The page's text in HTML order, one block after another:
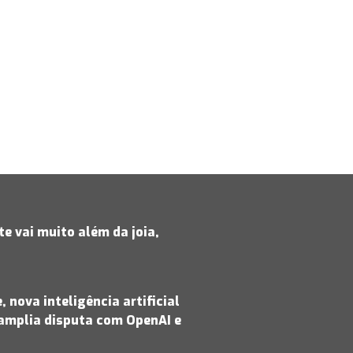
vai muito além da joia,
nova inteligência artificial
disputa com OpenAI e